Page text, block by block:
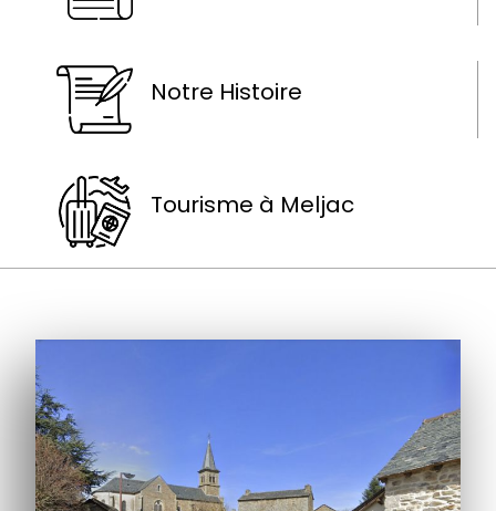
Notre Histoire
Tourisme à Meljac